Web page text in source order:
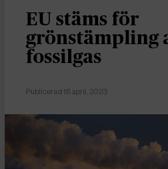
EU stäms för
grönstämpling
fossilgas
Publicerad 18 april, 2023